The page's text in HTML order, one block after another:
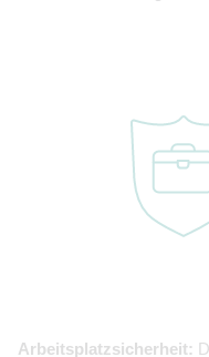
Arbeitsplatzsicherheit: